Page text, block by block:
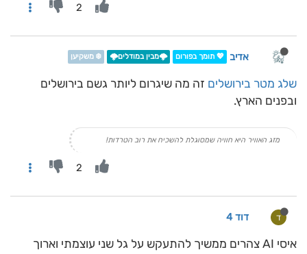
2
אדיב 💖 תומך בפורום 🌩️מבין במודלים🌩️ ❄️ משקיען
שלג מטר בירושלים זה מה שיגרום ליותר גשם בירושלים
ובפנים הארץ.
מזג האוויר היא חוויה שמסוגלת להשכיח את רוב הטרדות!
2
ד דוד 4
איסי AI צהרים ממשיך להתעקש על גל שני עוצמתי וארוך